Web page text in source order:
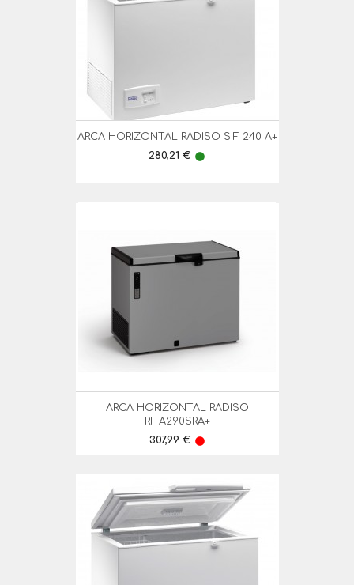
ARCA HORIZONTAL RADISO SIF 240 A+
Preço
280,21 € lens
ARCA HORIZONTAL RADISO
RITA290SRA+
Preço
307,99 € lens